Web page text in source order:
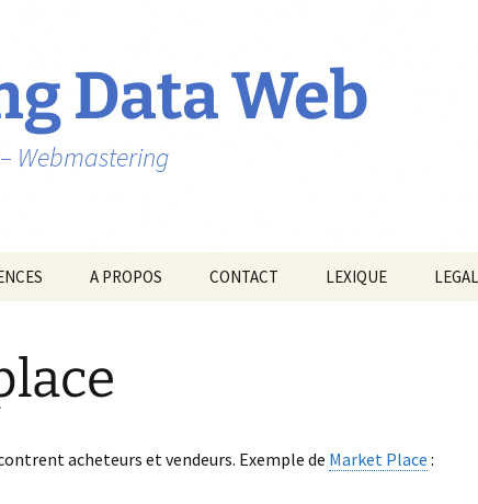
Data Web
Webmastering
A PROPOS CONTACT LEXIQUE LEGAL
acheteurs et vendeurs. Exemple de Market Place :